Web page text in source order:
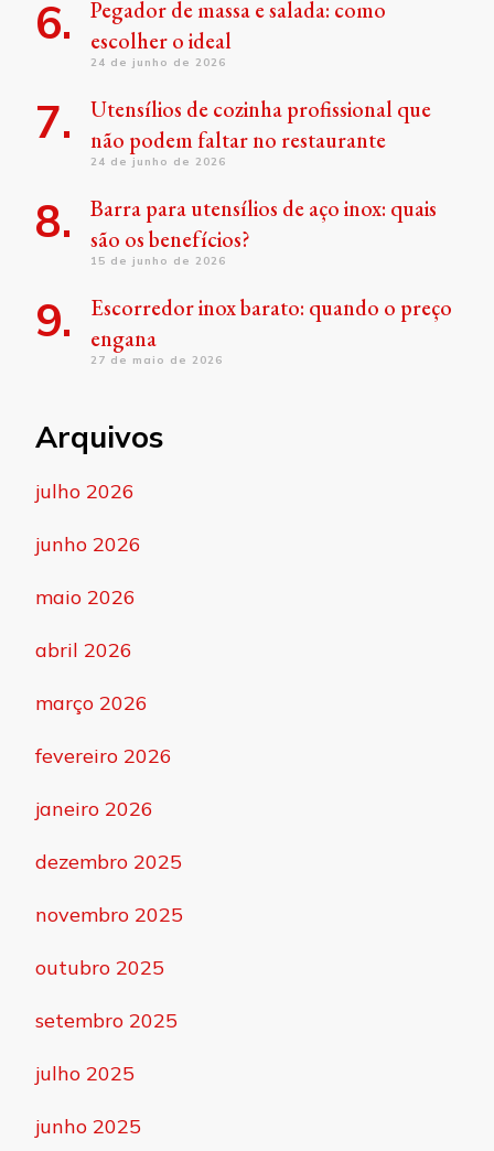
Pegador de massa e salada: como
escolher o ideal
24 de junho de 2026
Utensílios de cozinha profissional que
não podem faltar no restaurante
24 de junho de 2026
Barra para utensílios de aço inox: quais
são os benefícios?
15 de junho de 2026
Escorredor inox barato: quando o preço
engana
27 de maio de 2026
Arquivos
julho 2026
junho 2026
maio 2026
abril 2026
março 2026
fevereiro 2026
janeiro 2026
dezembro 2025
novembro 2025
outubro 2025
setembro 2025
julho 2025
junho 2025